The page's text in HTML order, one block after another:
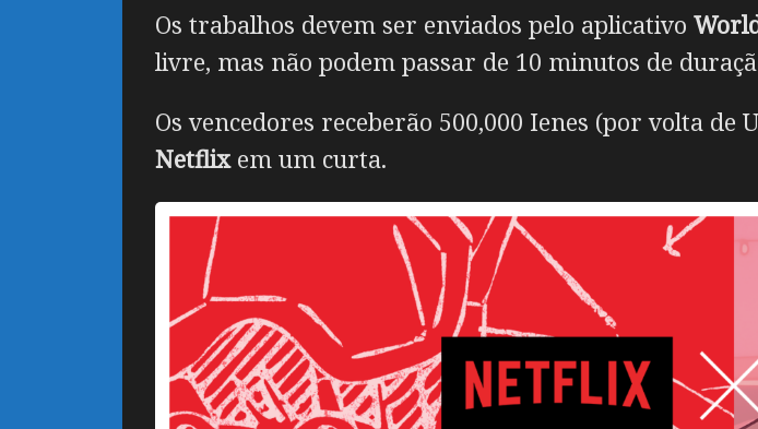
Os trabalhos devem ser enviados pelo aplicativo
livre, mas não podem passar de 10 minutos de
Os vencedores receberão 500,000 Ienes (por volta de
Netflixem um curta.